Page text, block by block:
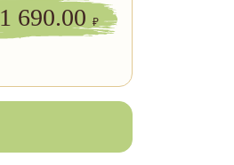
1 690.00 ₽